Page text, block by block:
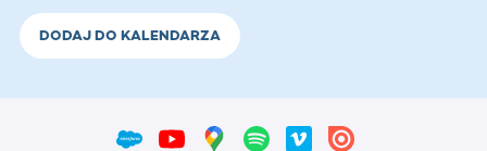
DODAJ DO KALENDARZA